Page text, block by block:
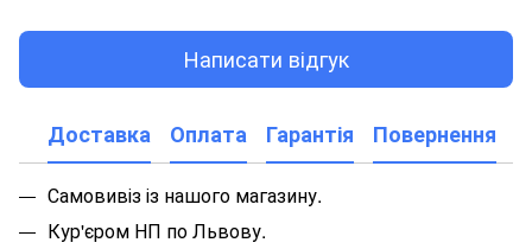
Написати відгук
Доставка Оплата Гарантія Повернення
Самовивіз із нашого магазину.
Кур'єром НП по Львову.